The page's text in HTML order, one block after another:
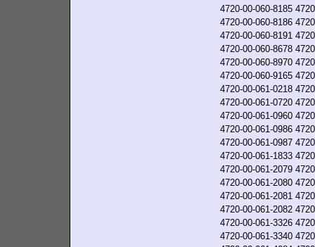
4720-00-060-8185
4720-00-060-8186
4720-00-060-8191
4720-00-060-8678
4720-00-060-8970
4720-00-060-9165
4720-00-061-0218
4720-00-061-0720
4720-00-061-0960
4720-00-061-0986
4720-00-061-0987
4720-00-061-1833
4720-00-061-2079
4720-00-061-2080
4720-00-061-2081
4720-00-061-2082
4720-00-061-3326
4720-00-061-3340